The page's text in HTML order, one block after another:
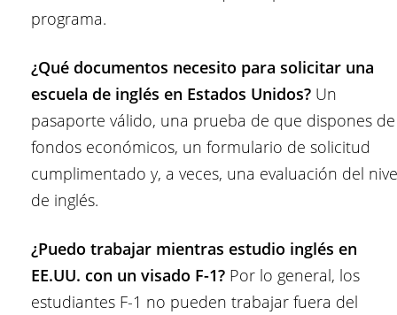
programa.
¿Qué documentos necesito para solicitar una
escuela de inglés en Estados Unidos? Un
pasaporte válido, una prueba de que dispones de
fondos económicos, un formulario de solicitud
cumplimentado y, a veces, una evaluación del
de inglés.
¿Puedo trabajar mientras estudio inglés en
EE.UU. con un visado F-1? Por lo general, los
estudiantes F-1 no pueden trabajar fuera del